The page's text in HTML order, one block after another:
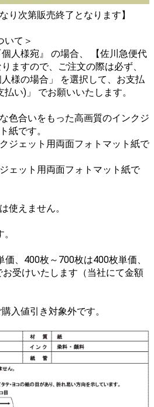
り次第販売終了となります】
いて＞
人様宛』 の場合、 【佐川急便代
ますので、ご注文の際は必ず、
様の場合」 を選択して、お支払
い)」 でお願いいたします。
色合いをもった高画質のインクジ
紙です。
ジェット用両面フォトマット紙で
ェット用両面フォトマット紙で
使えません。
、400枚～700枚は400枚単価、
受けいたします（当社にて金額
入値引き対象外です。